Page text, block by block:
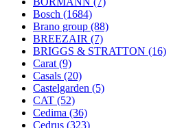
Bosch (1684)
Brano group (88)
BREEZAIR (7)
BRIGGS & STRATTON (16)
Carat (9)
Casals (20)
Castelgarden (5)
CAT (52)
Cedima (36)
Cedrus (323)